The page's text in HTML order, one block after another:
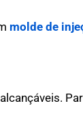
molde de